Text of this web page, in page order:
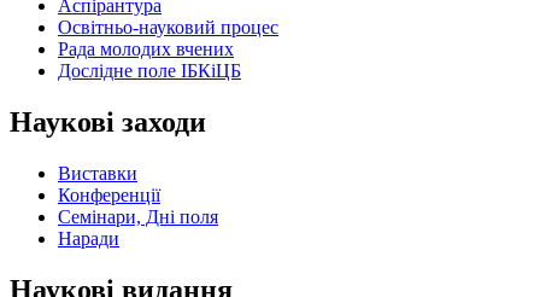
Аспірантура
Освітньо-науковий процес
Рада молодих вчених
Дослідне поле ІБКіЦБ
Наукові заходи
Виставки
Конференції
Семінари, Дні поля
Наради
Наукові видання